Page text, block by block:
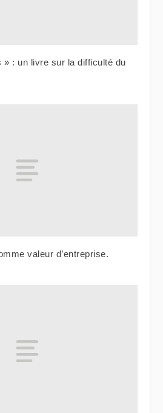
» : un livre sur la difficulté du
valeur d’entreprise.